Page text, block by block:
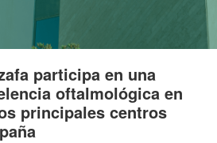
participa en una
oftalmológica en
principales centros